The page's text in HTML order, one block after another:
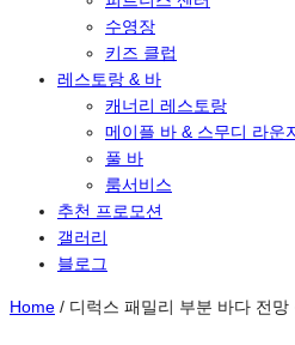
수영장
키즈 클럽
레스토랑 & 바
캐너리 레스토랑
메이플 바 & 스무디 라운
풀 바
룸서비스
추천 프로모션
갤러리
블로그
Home / 디럭스 패밀리 부분 바다 전망